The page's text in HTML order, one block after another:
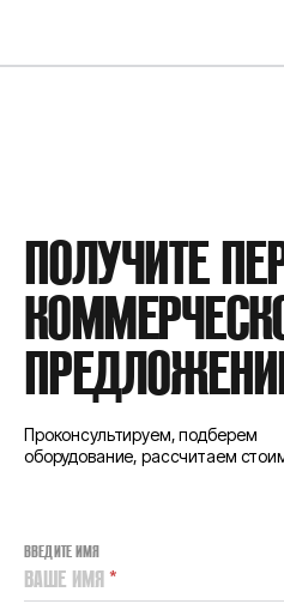
МОЩНОСТЬ
ТИП ДВИГАТЕЛЯ
ПОЛУЧИТЕ
Проконсультируем, подберем
оборудование, рассчитаем
ВВЕДИТЕ ИМЯ
ВАШЕ ИМЯ *